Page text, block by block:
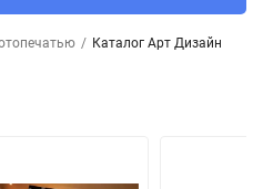
/ Каталог Арт Дизайн